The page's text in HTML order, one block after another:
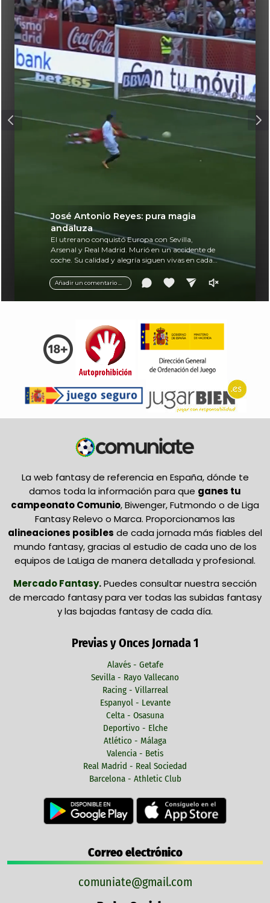
Añadir un comentario ...
José Antonio Reyes: pura magia
andaluza
El utrerano conquistó Europa con Sevilla,
Arsenal y Real Madrid. Murió en un accidente de
coche. Su calidad y alegría siguen vivas en cada
La web fantasy de referencia en España, dónde te
damos toda la información para que ganes tu
campeonato Comunio, Biwenger, Futmondo o de Liga
Fantasy Relevo o Marca. Proporcionamos las
alineaciones posibles de cada jornada más fiables del
mundo fantasy, gracias al estudio de cada uno de los
equipos de LaLiga de manera detallada y profesional.
Mercado Fantasy.Puedes consultar nuestra sección
de mercado fantasy para ver todas las subidas fantasy
y las bajadas fantasy de cada día.
Previas y Onces Jornada 1
Alavés - Getafe
Sevilla - Rayo Vallecano
Racing - Villarreal
Espanyol - Levante
Celta - Osasuna
Deportivo - Elche
Atlético - Málaga
Valencia - Betis
Real Madrid - Real Sociedad
Barcelona - Athletic Club
Correo electrónico
comuniate@gmail.com